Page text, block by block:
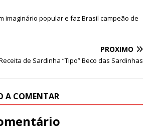
imaginário popular e faz Brasil campeão de
PRÓXIMO
de Sardinha “Tipo” Beco das Sardinhas
A COMENTAR